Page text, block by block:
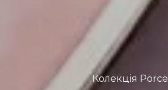
Колекція Porcel